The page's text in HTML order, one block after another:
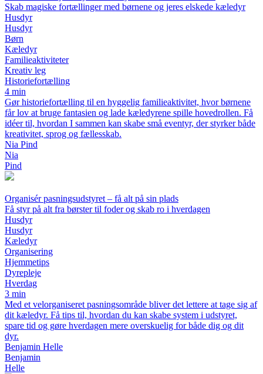
Skab magiske fortællinger med børnene og jeres elskede kæledyr
Husdyr
Husdyr
Børn
Kæledyr
Familieaktiviteter
Kreativ leg
Historiefortælling
4 min
Gør historiefortælling til en hyggelig familieaktivitet, hvor børnene
får lov at bruge fantasien og lade kæledyrene spille hovedrollen. Få
idéer til, hvordan I sammen kan skabe små eventyr, der styrker både
kreativitet, sprog og fællesskab.
Nia Pind
Nia
Pind
Organisér pasningsudstyret – få alt på sin plads
Få styr på alt fra børster til foder og skab ro i hverdagen
Husdyr
Husdyr
Kæledyr
Organisering
Hjemmetips
Dyrepleje
Hverdag
3 min
Med et velorganiseret pasningsområde bliver det lettere at tage sig af
dit kæledyr. Få tips til, hvordan du kan skabe system i udstyret,
spare tid og gøre hverdagen mere overskuelig for både dig og dit
dyr.
Benjamin Helle
Benjamin
Helle